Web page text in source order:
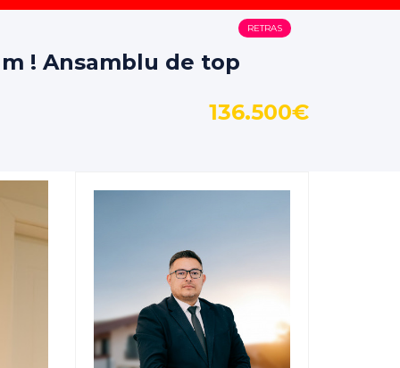
RETRAS
! Ansamblu de top
136.500€